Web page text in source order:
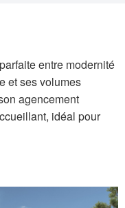
entre modernité
et ses volumes
agencement
idéal pour